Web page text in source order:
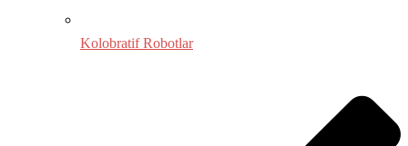
Kolobratif Robotlar